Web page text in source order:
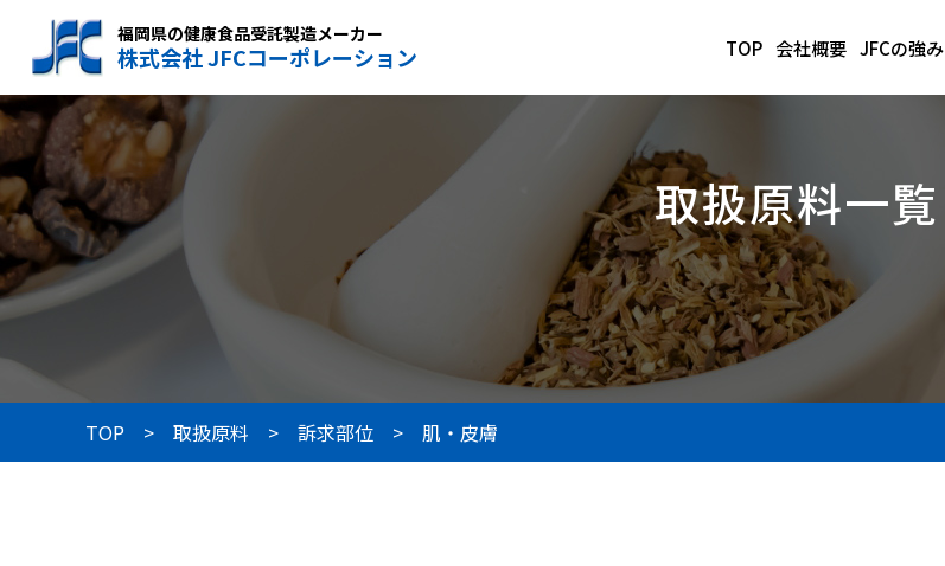
福岡県の健康食品受託製造メーカー
株式会社 JFCコーポレーション TOP 会社概要 JFCの強み
取扱原料一覧
TOP 取扱原料 訴求部位 肌・皮膚